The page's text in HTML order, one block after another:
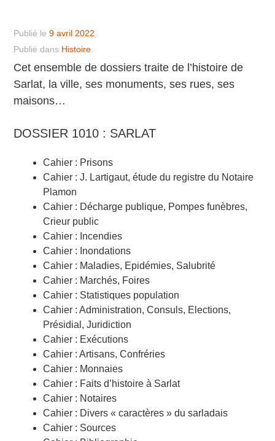
Publié le9 avril 2022
Publié dans Histoire
Cet ensemble de dossiers traite de l’histoire de
Sarlat, la ville, ses monuments, ses rues, ses
maisons…
DOSSIER 1010 : SARLAT
Cahier : Prisons
Cahier : J. Lartigaut, étude du registre du Notaire
Plamon
Cahier : Décharge publique, Pompes funèbres,
Crieur public
Cahier : Incendies
Cahier : Inondations
Cahier : Maladies, Epidémies, Salubrité
Cahier : Marchés, Foires
Cahier : Statistiques population
Cahier : Administration, Consuls, Elections,
Présidial, Juridiction
Cahier : Exécutions
Cahier : Artisans, Confréries
Cahier : Monnaies
Cahier : Faits d’histoire à Sarlat
Cahier : Notaires
Cahier : Divers « caractères » du sarladais
Cahier : Sources